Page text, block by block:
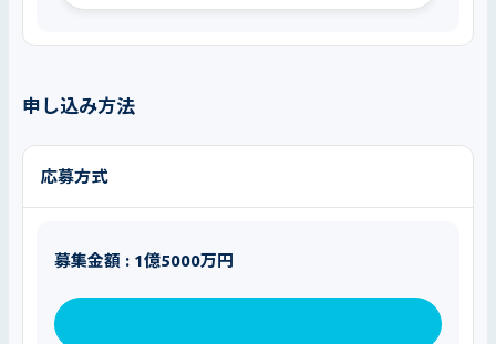
申し込み方法
応募方式
募集金額 : 1億5000万円